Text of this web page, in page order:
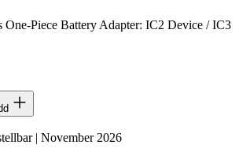
One-Piece Battery Adapter: IC2 Device / IC3
| November 2026